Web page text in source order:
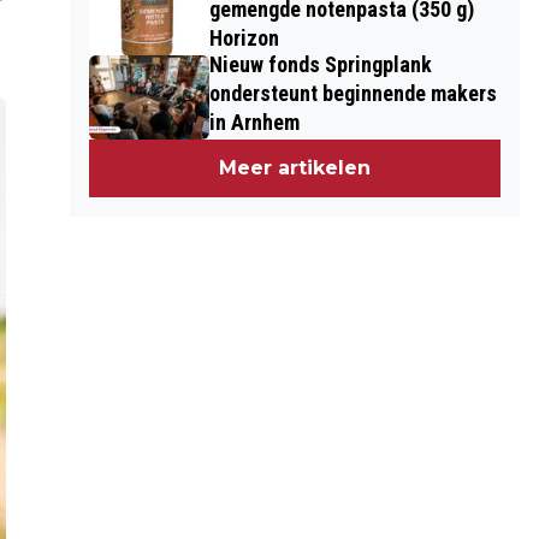
gemengde notenpasta (350 g)
Horizon
Nieuw fonds Springplank
ondersteunt beginnende makers
in Arnhem
Meer artikelen